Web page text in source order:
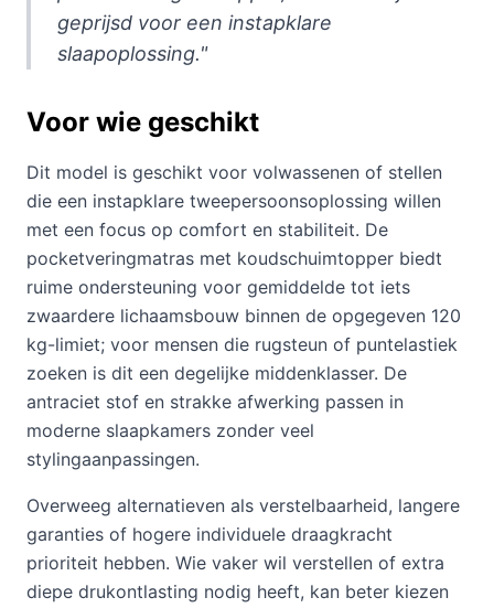
geprijsd voor een instapklare
slaapoplossing."
Voor wie geschikt
Dit model is geschikt voor volwassenen of stellen
die een instapklare tweepersoonsoplossing willen
met een focus op comfort en stabiliteit. De
pocketveringmatras met koudschuimtopper biedt
ruime ondersteuning voor gemiddelde tot iets
zwaardere lichaamsbouw binnen de opgegeven 120
kg-limiet; voor mensen die rugsteun of puntelastiek
zoeken is dit een degelijke middenklasser. De
antraciet stof en strakke afwerking passen in
moderne slaapkamers zonder veel
stylingaanpassingen.
Overweeg alternatieven als verstelbaarheid, langere
garanties of hogere individuele draagkracht
prioriteit hebben. Wie vaker wil verstellen of extra
diepe drukontlasting nodig heeft, kan beter kiezen